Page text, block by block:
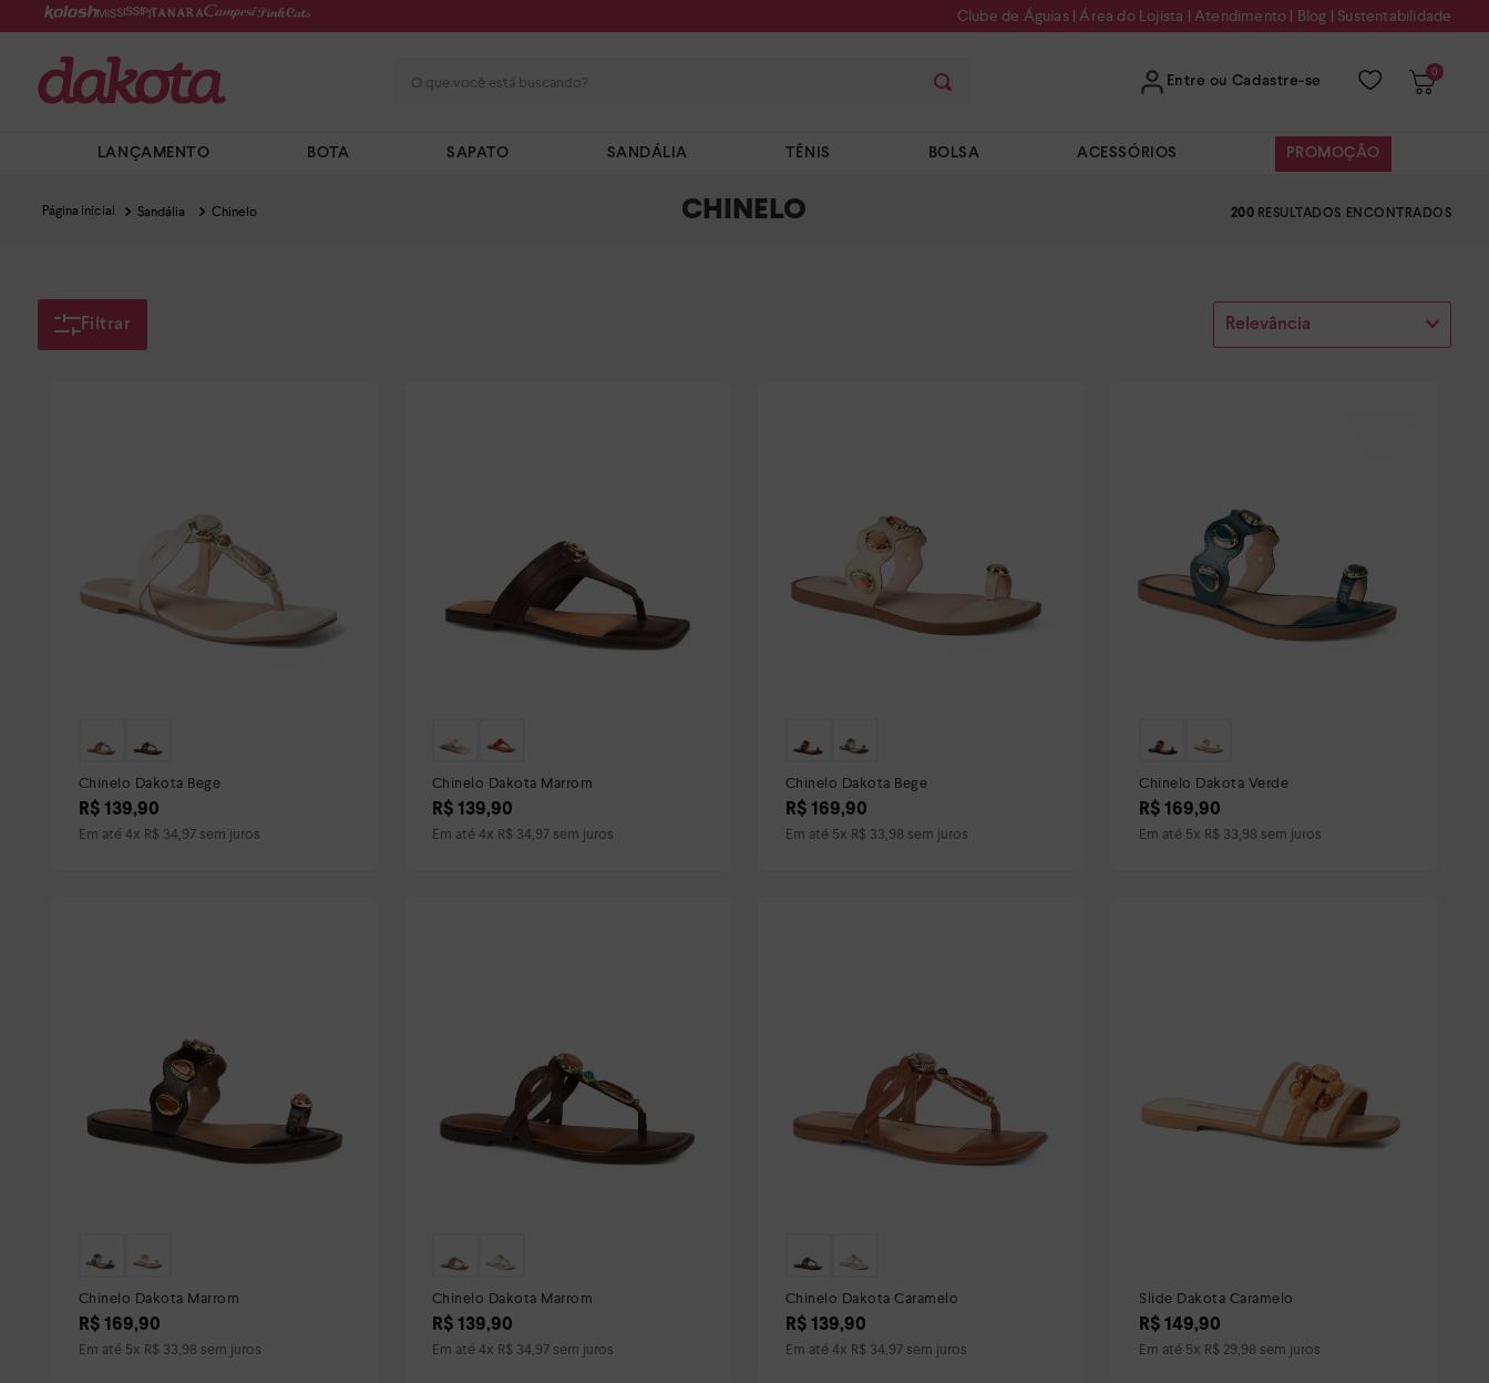
Clube de Águias|Área do Lojista | Atendimento | Blog | Sustentabilidade
Entre ou Cadastre-se
0
LANÇAMENTO BOTA SAPATO SANDÁLIA TÊNIS BOLSA ACESSÓRIOS PROMOÇÃO
Sandália Chinelo CHINELO 200
Filtrar Relevância
Chinelo Dakota Bege
R$ 139,90
Em até4x R$ 34,97sem juros
Chinelo Dakota Marrom
R$ 139,90
Em até4x R$ 34,97sem juros
Chinelo Dakota Bege
R$ 169,90
Em até 5x R$ 33,98 sem juros
Chinelo Dakota Verde
R$ 169,90
Em até 5x R$ 33,98 sem juros
Chinelo Dakota Marrom
R$ 169,90
Em até 5x R$ 33,98 sem juros
Chinelo Dakota Marrom
R$ 139,90
Em até4x R$ 34,97sem juros
Chinelo Dakota Caramelo
R$ 139,90
Em até4x R$ 34,97sem juros
Slide Dakota Caramelo
R$ 149,90
Em até 5x R$ 29,98 sem juros